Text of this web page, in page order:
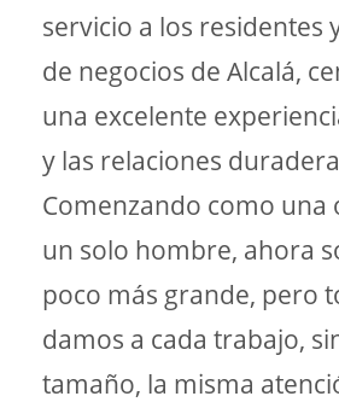
servicio a los residentes
de negocios de Alcalá,
una excelente
y las relaciones
Comenzando como una
un solo hombre, ahora
poco más grande, pero
damos a cada trabajo,
tamaño, la misma